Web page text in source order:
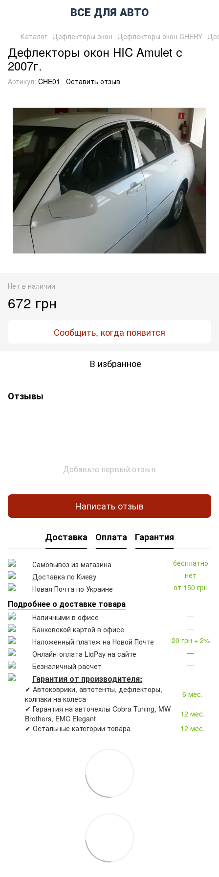
ВСЕ ДЛЯ АВТО
Каталог Дефлекторы окон Дефлекторы окон CHERY
Дефлекторы окон HIC Amulet с
2007г.
Артикул: CHE01 Оставить отзыв
Нет в наличии
672 грн
Сообщить, когда появится
В избранное
Отзывы
Добавьте первый отзыв
Написать отзыв
Доставка Оплата Гарантия
Самовывоз из магазина
бесплатно
Доставка по Киеву
нет
Новая Почта по Украине
от 150 грн
Подробнее о доставке товара
Наличными в офисе
—
Банковской картой в офисе
—
Наложенный платеж на Новой Почте
20 грн + 2%
Онлайн-оплата LiqPay на сайте
—
Безналичный расчет
—
Гарантия от производителя:
✔ Автоковрики, автотенты, дефлекторы,
колпаки на колеса
6 мес.
✔ Гарантия на авточехлы Cobra Tuning, MW
Brothers, EMC Elegant
12 мес.
✔ Остальные категории товара
12 мес.